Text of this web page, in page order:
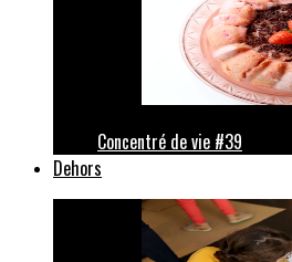
Concentré de vie #39
Dehors